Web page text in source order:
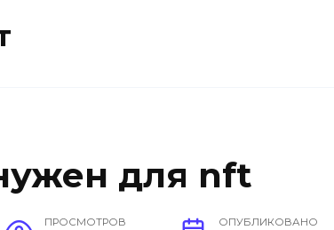
для nft
ПРОСМОТРОВ ОПУБЛИКОВАНО